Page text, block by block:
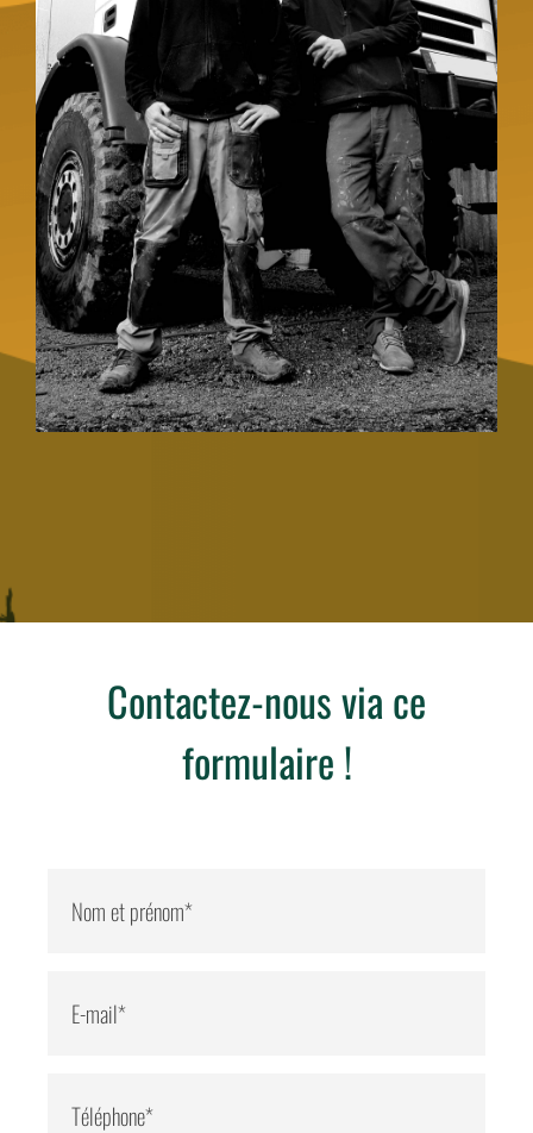
Contactez-nous via ce
formulaire !
Nom et prénom*
E-mail*
Téléphone*